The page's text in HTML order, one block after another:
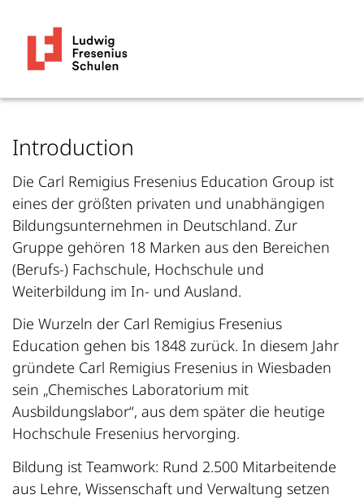
Introduction
Die Carl Remigius Fresenius Education Group ist
eines der größten privaten und unabhängigen
Bildungsunternehmen in Deutschland. Zur
Gruppe gehören 18 Marken aus den Bereichen
(Berufs-) Fachschule, Hochschule und
Weiterbildung im In- und Ausland.
Die Wurzeln der Carl Remigius Fresenius
Education gehen bis 1848 zurück. In diesem Jahr
gründete Carl Remigius Fresenius in Wiesbaden
sein „Chemisches Laboratorium mit
Ausbildungslabor“, aus dem später die heutige
Hochschule Fresenius hervorging.
Bildung ist Teamwork: Rund 2.500 Mitarbeitende
aus Lehre, Wissenschaft und Verwaltung setzen